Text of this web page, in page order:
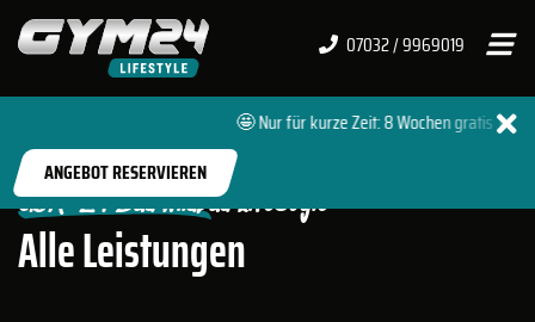
07032 / 9969019
🤩 Nur für kurze Zeit: 8 Wochen gratis 🔥 +
ANGEBOT RESERVIEREN
BAD WILDBAD LIFESTYLE
Alle Leistungen
GYM-24 Bad Wildbad Lifestyle